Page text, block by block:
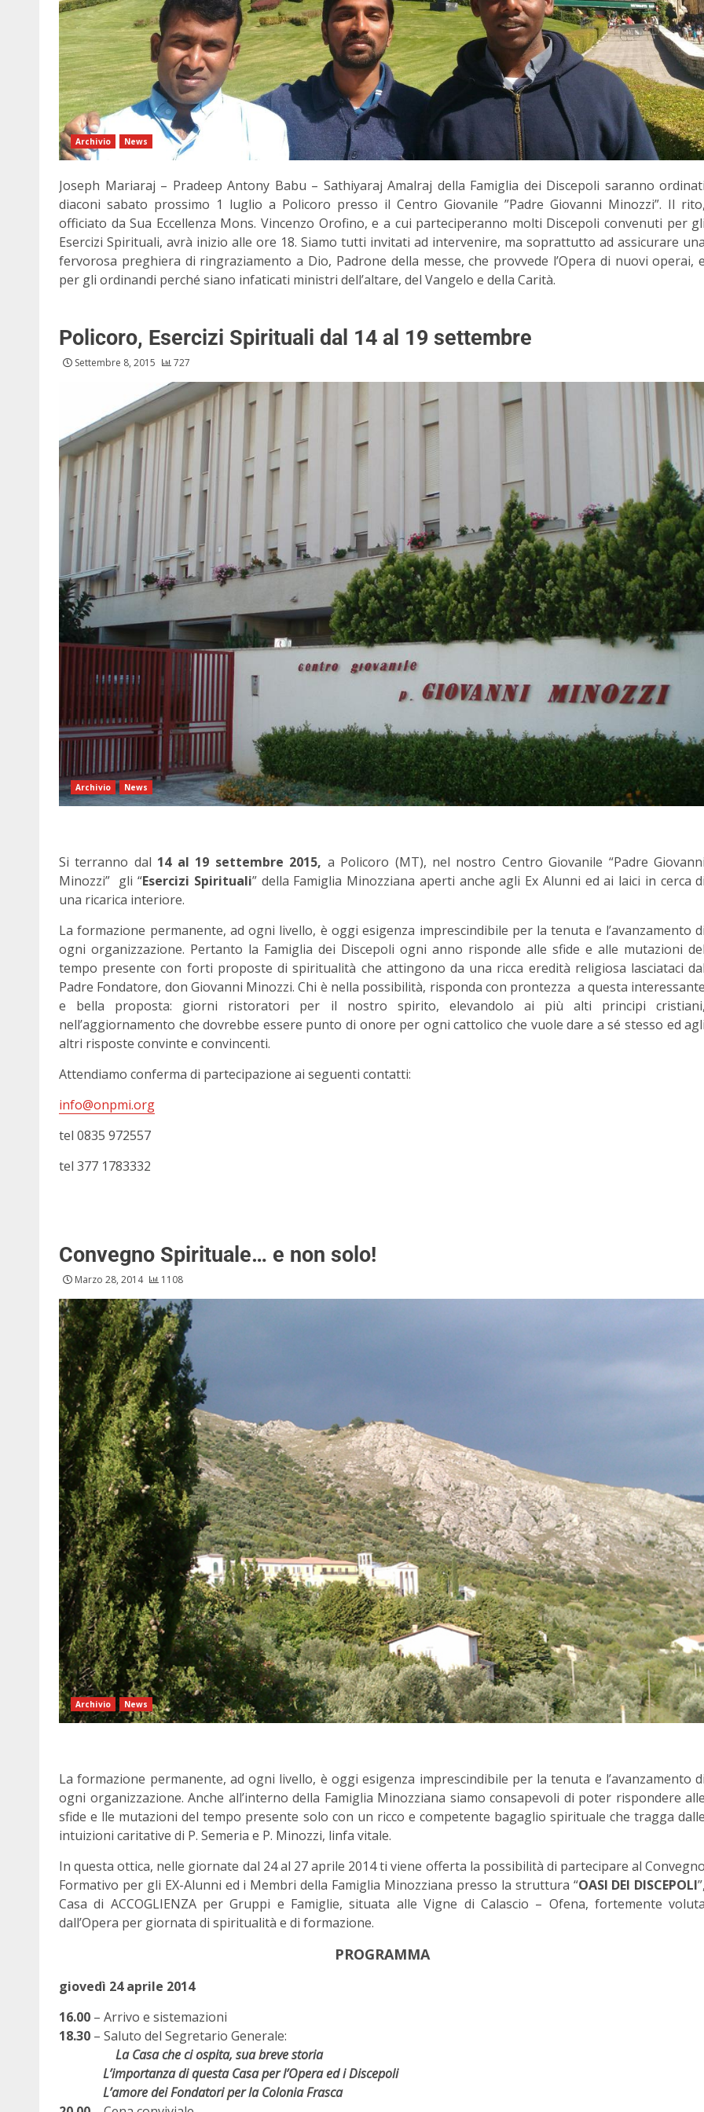
Archivio News
Joseph Mariaraj – Pradeep Antony Babu – Sathiyaraj Amalraj della Famiglia dei Discepoli saranno ordinati
diaconi sabato prossimo 1 luglio a Policoro presso il Centro Giovanile ”Padre Giovanni Minozzi”. Il rito,
officiato da Sua Eccellenza Mons. Vincenzo Orofino, e a cui parteciperanno molti Discepoli convenuti per gli
Esercizi Spirituali, avrà inizio alle ore 18. Siamo tutti invitati ad intervenire, ma soprattutto ad assicurare una
fervorosa preghiera di ringraziamento a Dio, Padrone della messe, che provvede l’Opera di nuovi operai, e
per gli ordinandi perché siano infaticati ministri dell’altare, del Vangelo e della Carità.
Policoro, Esercizi Spirituali dal 14 al 19 settembre
Settembre 8, 2015 727
Archivio News
Si terranno dal 14 al 19 settembre 2015, a Policoro (MT), nel nostro Centro Giovanile “Padre Giovanni
Minozzi” gli “Esercizi Spirituali” della Famiglia Minozziana aperti anche agli Ex Alunni ed ai laici in cerca di
una ricarica interiore.
La formazione permanente, ad ogni livello, è oggi esigenza imprescindibile per la tenuta e l’avanzamento di
ogni organizzazione. Pertanto la Famiglia dei Discepoli ogni anno risponde alle sfide e alle mutazioni del
tempo presente con forti proposte di spiritualità che attingono da una ricca eredità religiosa lasciataci dal
Padre Fondatore, don Giovanni Minozzi. Chi è nella possibilità, risponda con prontezza a questa interessante
e bella proposta: giorni ristoratori per il nostro spirito, elevandolo ai più alti principi cristiani,
nell’aggiornamento che dovrebbe essere punto di onore per ogni cattolico che vuole dare a sé stesso ed agli
altri risposte convinte e convincenti.
Attendiamo conferma di partecipazione ai seguenti contatti:
info@onpmi.org
tel 0835 972557
tel 377 1783332
Convegno Spirituale… e non solo!
Marzo 28, 2014 1108
Archivio News
La formazione permanente, ad ogni livello, è oggi esigenza imprescindibile per la tenuta e l’avanzamento di
ogni organizzazione. Anche all’interno della Famiglia Minozziana siamo consapevoli di poter rispondere alle
sfide e lle mutazioni del tempo presente solo con un ricco e competente bagaglio spirituale che tragga dalle
intuizioni caritative di P. Semeria e P. Minozzi, linfa vitale.
In questa ottica, nelle giornate dal 24 al 27 aprile 2014 ti viene offerta la possibilità di partecipare al Convegno
Formativo per gli EX-Alunni ed i Membri della Famiglia Minozziana presso la struttura “OASI DEI DISCEPOLI”,
Casa di ACCOGLIENZA per Gruppi e Famiglie, situata alle Vigne di Calascio – Ofena, fortemente voluta
dall’Opera per giornata di spiritualità e di formazione.
PROGRAMMA
giovedì 24 aprile 2014
16.00 – Arrivo e sistemazioni
18.30 – Saluto del Segretario Generale:
La Casa che ci ospita, sua breve storia
L’importanza di questa Casa per l’Opera ed i Discepoli
L’amore dei Fondatori per la Colonia Frasca